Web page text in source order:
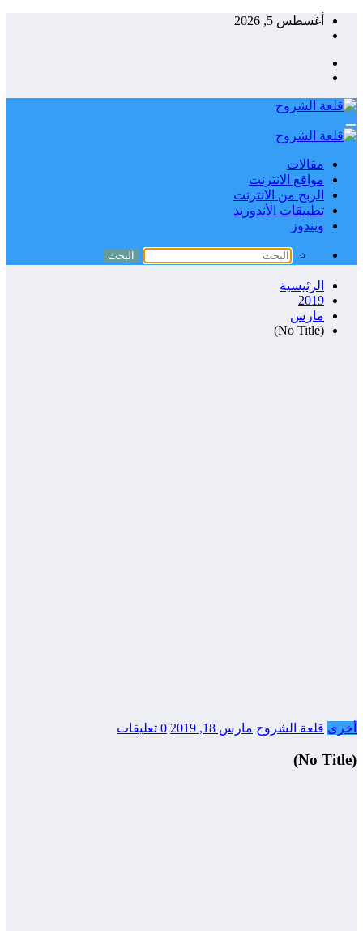
التجاوزأغسطس 5, 2026
مقالات
مواقع الانترنت
الربح من الانترنت
تطبيقات الأندوريد
ويندوز
الرئيسية
2019
مارس
(No Title)
أخرى قلعة الشروح مارس 18, 2019 0 تعليقات
(No Title)